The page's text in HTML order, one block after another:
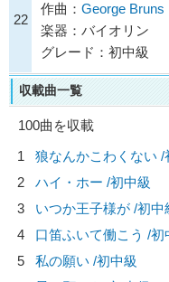
22
作曲： George Bruns
楽器：バイオリン
グレード：初中級
収載曲一覧
100曲を収載
1
狼なんかこわくない /
2
ハイ・ホー /初中級
3
いつか王子様が /初中
4
口笛ふいて働こう /初
5
私の願い /初中級